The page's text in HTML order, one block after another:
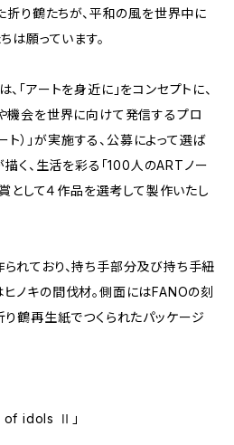
折り鶴たちが、平和の風を世界中に
は願っています。
「アートを身近に」をコンセプトに、
機会を世界に向けて発信するプロ
ト）」が実施する、公募によって選ば
く、生活を彩る「100人のARTノー
として４作品を選考して製作いたし
れており、持ち手部分及び持ち手紐
ノキの間伐材。側面にはFANOの刻
り鶴再生紙でつくられたパッケージ
of idols Ⅱ」